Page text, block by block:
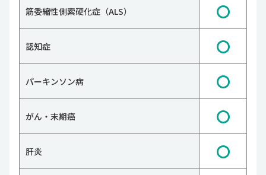
筋委縮性側索硬化症（ALS） 〇
認知症 〇
パーキンソン病 〇
がん・末期癌 〇
肝炎 〇